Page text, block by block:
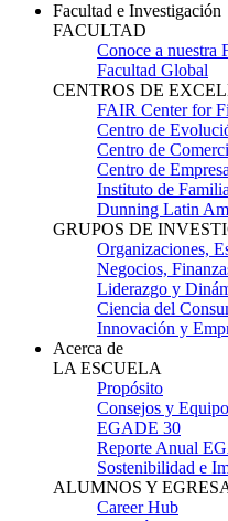
Facultad e Investigación
FACULTAD
Conoce a nuestra
Facultad Global
CENTROS DE
FAIR Center for
Centro de
Centro de
Centro de
Instituto de
Dunning Latin
GRUPOS DE
Organizaciones,
Negocios,
Liderazgo y
Ciencia del
Innovación y
Acerca de
LA ESCUELA
Propósito
Consejos y
EGADE 30
Reporte Anual
Sostenibilidad e
ALUMNOS Y
Career Hub